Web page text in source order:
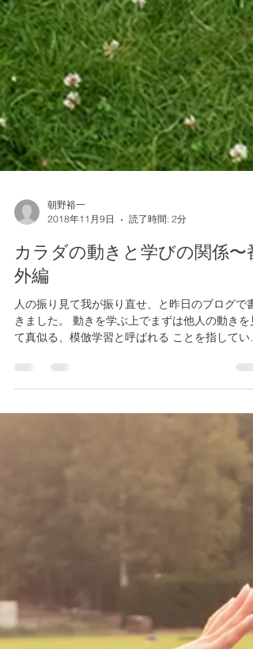
朝野裕一
2018年11月9日
カラダの動きと学びの関係〜番
外編
人の振り見て我が振り直せ、と昨日のブログで書
て真似る、模倣学習と呼ばれる ことを指していた
のですが、 正確に言えば、 人の振り見て我が振
事はまず人の振りを観察して、動くイメージを